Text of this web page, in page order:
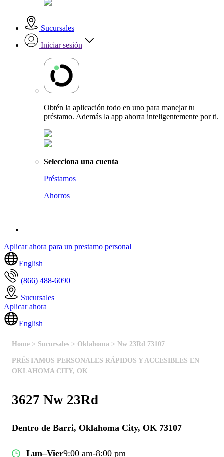
Sucursales
Iniciar sesión
Obtén la aplicación todo en uno para manejar tu
préstamo. Además la app ahorra inteligentemente por ti.
Selecciona una cuenta
Préstamos
Ahorros
Aplicar ahora para un prestamo personal
English
(866) 488-6090
Sucursales
Aplicar ahora
English
Home > Sucursales > Oklahoma > Nw 23Rd 73107
PRÉSTAMOS PERSONALES RÁPIDOS Y ACCESIBLES EN
OKLAHOMA CITY, OK
3627 Nw 23Rd
Dentro de Barri, Oklahoma City, OK 73107
Lun–Vier9:00 am-8:00 pm